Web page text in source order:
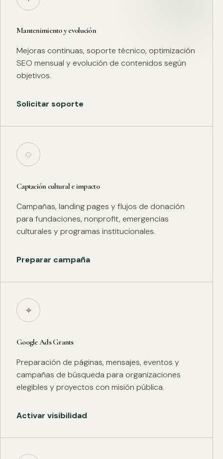
Mantenimiento y evolución
Mejoras continuas, soporte técnico, optimización
SEO mensual y evolución de contenidos según
objetivos.
Solicitar soporte
◌
Captación cultural e impacto
Campañas, landing pages y flujos de donación
para fundaciones, nonprofit, emergencias
culturales y programas institucionales.
Preparar campaña
⌖
Google Ads Grants
Preparación de páginas, mensajes, eventos y
campañas de búsqueda para organizaciones
elegibles y proyectos con misión pública.
Activar visibilidad